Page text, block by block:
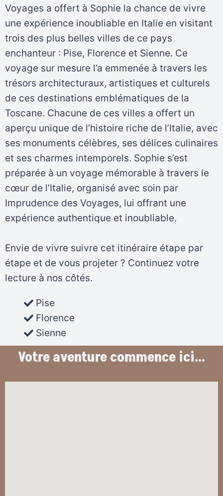
Voyages a offert à Sophie la chance de vivre
une expérience inoubliable en Italie en visitant
trois des plus belles villes de ce pays
enchanteur : Pise, Florence et Sienne. Ce
voyage sur mesure l’a emmenée à travers les
trésors architecturaux, artistiques et culturels
de ces destinations emblématiques de la
Toscane. Chacune de ces villes a offert un
aperçu unique de l’histoire riche de l’Italie, avec
ses monuments célèbres, ses délices culinaires
et ses charmes intemporels. Sophie s’est
préparée à un voyage mémorable à travers le
cœur de l’Italie, organisé avec soin par
Imprudence des Voyages, lui offrant une
expérience authentique et inoubliable.
Envie de vivre suivre cet itinéraire étape par
étape et de vous projeter ? Continuez votre
lecture à nos côtés.
Pise
Florence
Sienne
Votre aventure commence ici...